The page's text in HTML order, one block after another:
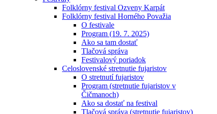
Folklórny festival Ozveny Karpát
Folklórny festival Horného Považia
O festivale
Program (19. 7. 2025)
Ako sa tam dostať
Tlačová správa
Festivalový poriadok
Celoslovenské stretnutie fujaristov
O stretnutí fujaristov
Program (stretnutie fujaristov v
Čičmanoch)
Ako sa dostať na festival
Tlačová správa (stretnutie fujaristov)